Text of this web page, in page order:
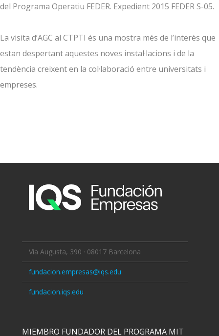
del Programa Operatiu FEDER. Expedient 2015 FEDER S-05.
La visita d’AGC al CTPTI és una mostra més de l’interès que
estan despertant aquestes noves instal·lacions i de la
tendència creixent en la col·laboració entre universitats i
empreses.
Via Augusta, 390 · 08017 Barcelona
fundacion.empresas@iqs.edu
fundacion.iqs.edu
MIEMBRO FUNDADOR DEL PROGRAMA MIT